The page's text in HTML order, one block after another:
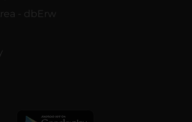
- dbErw